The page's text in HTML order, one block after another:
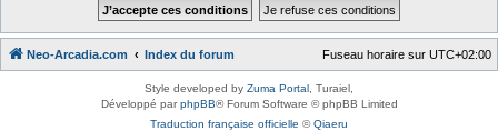
Neo-Arcadia.com Index du forum Fuseau horaire sur UTC+02:00
Style developed by Zuma Portal , Turaiel,
Développé parphpBB® Forum Software © phpBB Limited
Traduction française officielle ©Qiaeru